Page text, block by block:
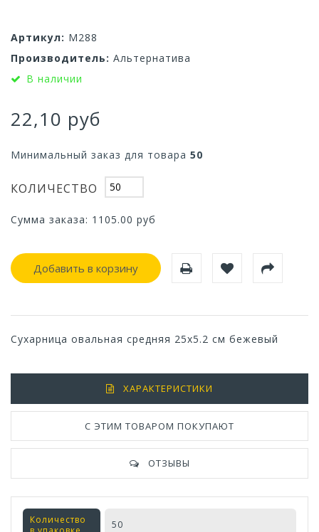
Артикул: М288
Производитель: Альтернатива
В наличии
22,10 руб
Минимальный заказ для товара 50
КОЛИЧЕСТВО
Сумма заказа: 1105.00 руб
Добавить в корзину
Сухарница овальная средняя 25х5.2 см бежевый
ХАРАКТЕРИСТИКИ
С ЭТИМ ТОВАРОМ ПОКУПАЮТ
ОТЗЫВЫ
Количество
50